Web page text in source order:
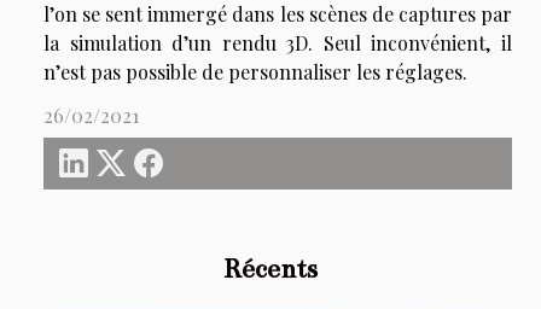
Récents
l’on se sent immergé dans les scènes de captures par
la simulation d’un rendu 3D. Seul inconvénient, il
n’est pas possible de personnaliser les réglages.
26/02/2021